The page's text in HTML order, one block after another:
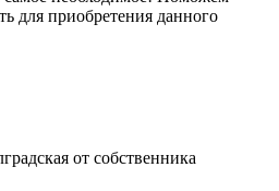
для приобретения данного
от собственника